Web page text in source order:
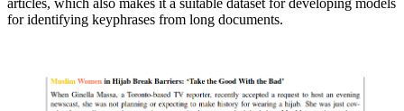
articles, which also makes it a suitable dataset for developing models
for identifying keyphrases from long documents.